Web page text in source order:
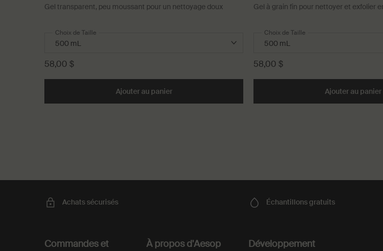
Gel transparent, peu moussant pour un nettoyage doux
Choix de Taille
58,00 $
Ajouter au panierAdd the Gel Lavant Résurrection Aromatique pour les Mains to
Gel à grain fin pour nettoyer et exfolier
Choix de Taille
58,00 $
Ajouter au panier
Achats sécurisés Échantillonsgratuits
Commandes et
À propos d'Aesop
Développement